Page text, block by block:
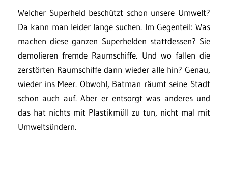
Welcher Superheld beschützt schon unsere Umwelt?
Da kann man leider lange suchen. Im Gegenteil: Was
machen diese ganzen Superhelden stattdessen? Sie
demolieren fremde Raumschiffe. Und wo fallen die
zerstörten Raumschiffe dann wieder alle hin? Genau,
wieder ins Meer. Obwohl, Batman räumt seine Stadt
schon auch auf. Aber er entsorgt was anderes und
das hat nichts mit Plastikmüll zu tun, nicht mal mit
Umweltsündern.